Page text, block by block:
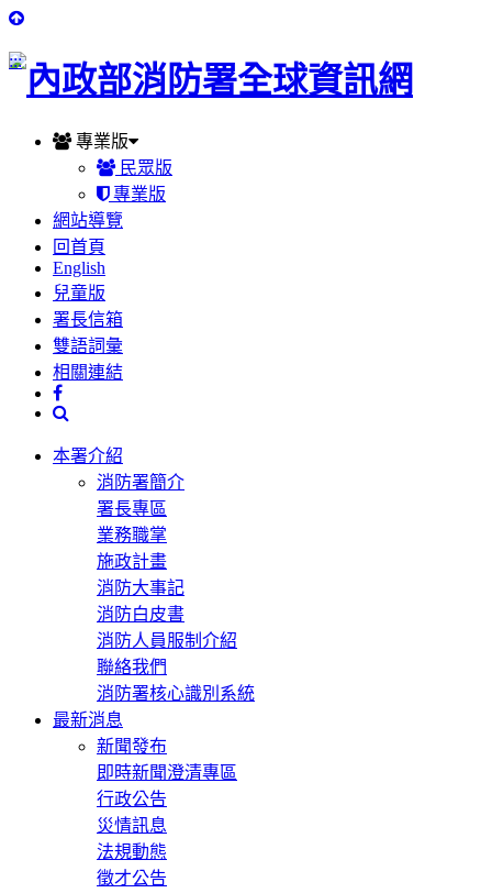
:::
專業版
民眾版
專業版
網站導覽
回首頁
English
兒童版
署長信箱
雙語詞彙
相關連結
本署介紹
消防署簡介
署長專區
業務職掌
施政計畫
消防大事記
消防白皮書
消防人員服制介紹
聯絡我們
消防署核心識別系統
最新消息
新聞發布
即時新聞澄清專區
行政公告
災情訊息
法規動態
徵才公告